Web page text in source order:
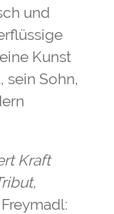
und
Kunst
sein Sohn,
Kraft